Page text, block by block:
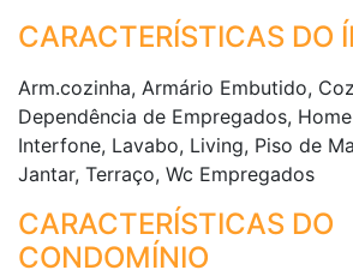
CARACTERÍSTICAS DO
Arm.cozinha, Armário Embutido,
Dependência de Empregados,
Interfone, Lavabo, Living, Piso de
Jantar, Terraço, Wc Empregados
CARACTERÍSTICAS DO
CONDOMÍNIO